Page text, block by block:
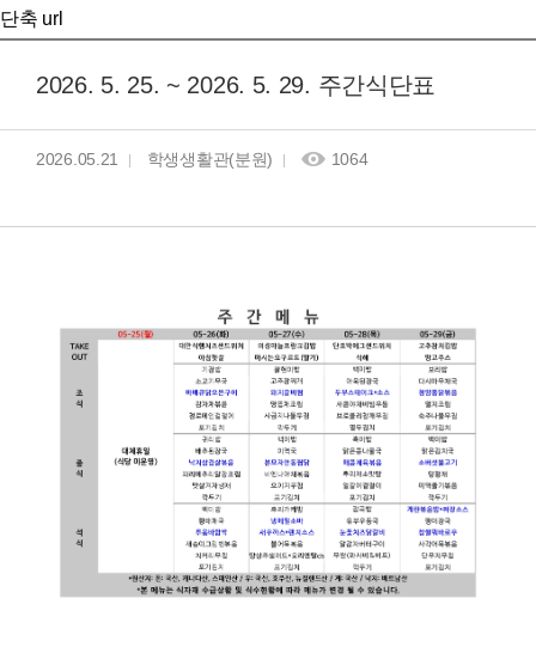
단축 url
2026. 5. 25. ~ 2026. 5. 29. 주간식단표
2026.05.21 학생생활관(분원) 1064